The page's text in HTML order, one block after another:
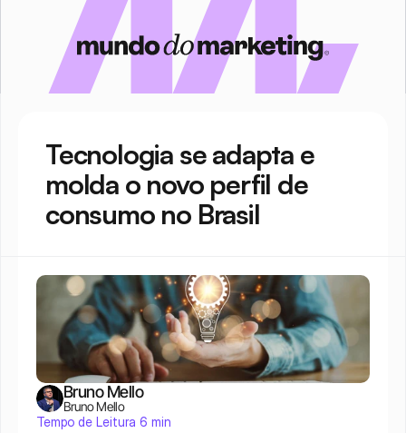
Tecnologia se adapta e
molda o novo perfil de
consumo no Brasil
Bruno Mello
Bruno Mello
Tempo de Leitura 6 min